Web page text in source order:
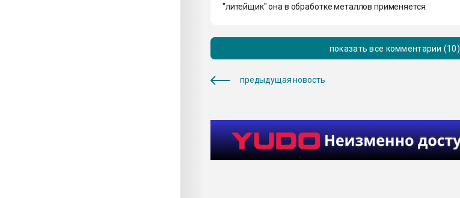
"литейщик" она в обработке металлов применяется.
показать все комментарии (10)
предыдущая новость